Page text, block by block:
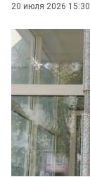
20 июля 2026 15:30